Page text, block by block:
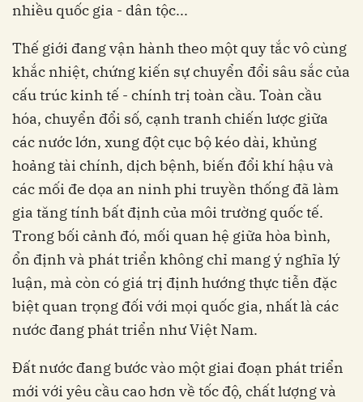
nhiều quốc gia - dân tộc...
Thế giới đang vận hành theo một quy tắc vô cùng
khắc nhiệt, chứng kiến sự chuyển đổi sâu sắc của
cấu trúc kinh tế - chính trị toàn cầu. Toàn cầu
hóa, chuyển đổi số, cạnh tranh chiến lược giữa
các nước lớn, xung đột cục bộ kéo dài, khủng
hoảng tài chính, dịch bệnh, biến đổi khí hậu và
các mối đe dọa an ninh phi truyền thống đã làm
gia tăng tính bất định của môi trường quốc tế.
Trong bối cảnh đó, mối quan hệ giữa hòa bình,
ổn định và phát triển không chỉ mang ý nghĩa lý
luận, mà còn có giá trị định hướng thực tiễn đặc
biệt quan trọng đối với mọi quốc gia, nhất là các
nước đang phát triển như Việt Nam.
Đất nước đang bước vào một giai đoạn phát triển
mới với yêu cầu cao hơn về tốc độ, chất lượng và